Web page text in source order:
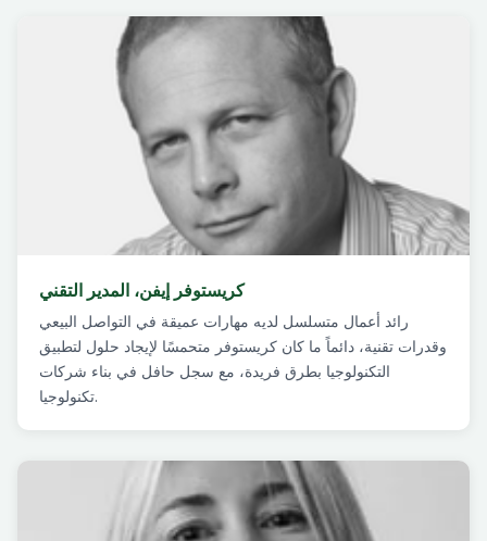
كريستوفر إيفن، المدير التقني
رائد أعمال متسلسل لديه مهارات عميقة في التواصل البيعي
وقدرات تقنية، دائماً ما كان كريستوفر متحمسًا لإيجاد حلول لتطبيق
التكنولوجيا بطرق فريدة، مع سجل حافل في بناء شركات
تكنولوجيا.